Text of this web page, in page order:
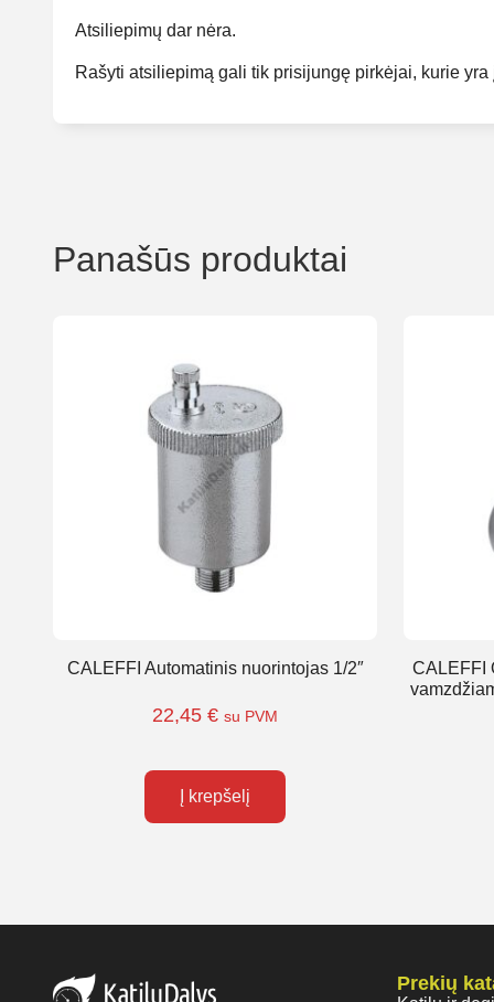
Atsiliepimų dar nėra.
Rašyti atsiliepimą gali tik prisijungę pirkėjai, kurie
Panašūs produktai
CALEFFI Automatinis nuorintojas 1/2″
22,45 € su PVM
Į krepšelį
CALEFFI
Prekių